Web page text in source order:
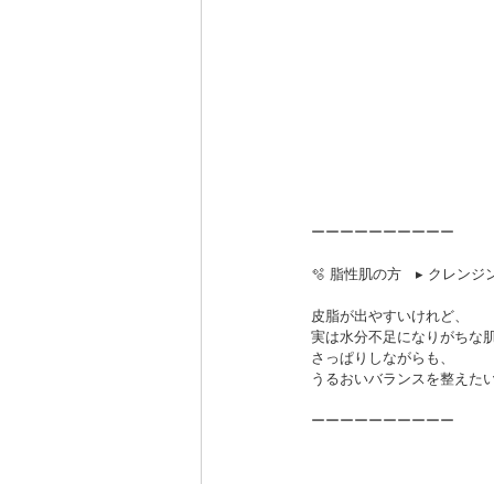
ーーーーーーーーーー
🫧 脂性肌の方　▸ クレンジ
皮脂が出やすいけれど、
実は水分不足になりがちな肌
さっぱりしながらも、
うるおいバランスを整えた
ーーーーーーーーーー